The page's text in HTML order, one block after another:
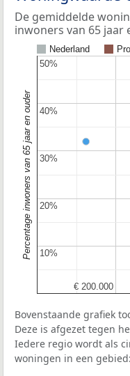
De gemiddelde
inwoners van 65 jaar
Nederland
€ 200.000
€ 200.000
10%
10%
20%
20%
30%
30%
40%
40%
50%
50%
Percentage inwoners van 65 jaar en ouder
Bovenstaande grafiek
Deze is afgezet tegen
Iedere regio wordt als
woningen in een